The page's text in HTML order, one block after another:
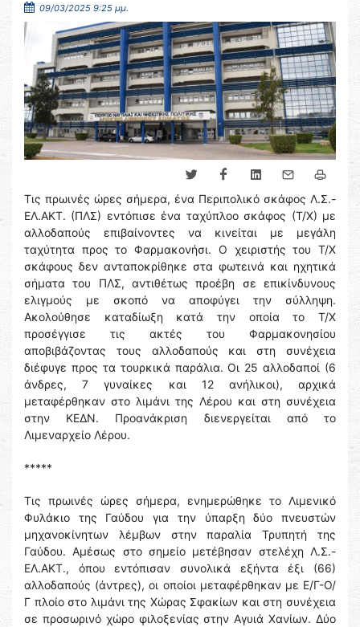
09/03/2025 9:25 μμ.
Τις πρωινές ώρες σήμερα, ένα Περιπολικό σκάφος Λ.Σ.-
ΕΛ.ΑΚΤ. (ΠΛΣ) εντόπισε ένα ταχύπλοο σκάφος (Τ/Χ) με
αλλοδαπούς επιβαίνοντες να κινείται με μεγάλη
ταχύτητα προς τo Φαρμακονήσι. Ο χειριστής του Τ/Χ
σκάφους δεν ανταποκρίθηκε στα φωτεινά και ηχητικά
σήματα του ΠΛΣ, αντιθέτως προέβη σε επικίνδυνους
ελιγμούς με σκοπό να αποφύγει την σύλληψη.
Ακολούθησε καταδίωξη κατά την οποία το Τ/Χ
προσέγγισε τις ακτές του Φαρμακονησίου
αποβιβάζοντας τους αλλοδαπούς και στη συνέχεια
διέφυγε προς τα τουρκικά παράλια. Οι 25 αλλοδαποί (6
άνδρες, 7 γυναίκες και 12 ανήλικοι), αρχικά
μεταφέρθηκαν στο λιμάνι της Λέρου και στη συνέχεια
στην ΚΕΔΝ. Προανάκριση διενεργείται από το
Λιμεναρχείο Λέρου.
*****
Τις πρωινές ώρες σήμερα, ενημερώθηκε το Λιμενικό
Φυλάκιο της Γαύδου για την ύπαρξη δύο πνευστών
μηχανοκίνητων λέμβων στην παραλία Τρυπητή της
Γαύδου. Αμέσως στο σημείο μετέβησαν στελέχη Λ.Σ.-
ΕΛ.ΑΚΤ., όπου εντόπισαν συνολικά εξήντα έξι (66)
αλλοδαπούς (άντρες), οι οποίοι μεταφέρθηκαν με Ε/Γ-Ο/
Γ πλοίο στο λιμάνι της Χώρας Σφακίων και στη συνέχεια
σε προσωρινό χώρο φιλοξενίας στην Αγυιά Χανίων. Δύο